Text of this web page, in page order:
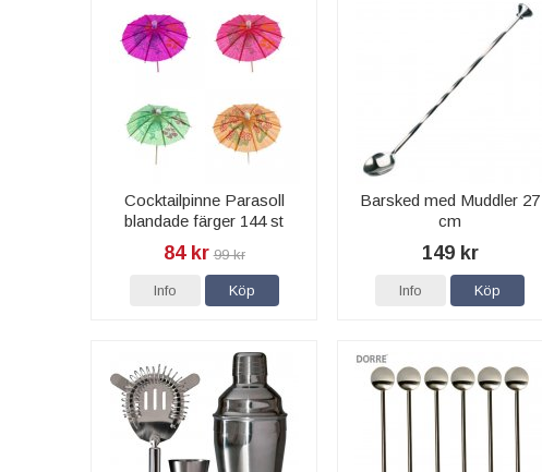
Cocktailpinne Parasoll
blandade färger 144 st
84 kr 99 kr
Info Köp
Barsked med Muddler 27
cm
149 kr
Info Köp